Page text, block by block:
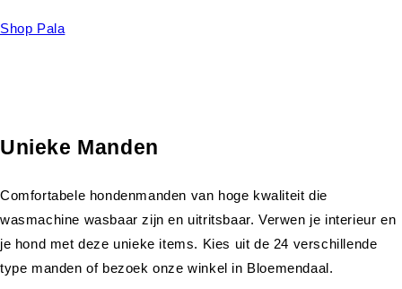
Shop Pala
Unieke Manden
Comfortabele hondenmanden van hoge kwaliteit die
wasmachine wasbaar zijn en uitritsbaar. Verwen je interieur en
je hond met deze unieke items. Kies uit de 24 verschillende
type manden of bezoek onze winkel in Bloemendaal.